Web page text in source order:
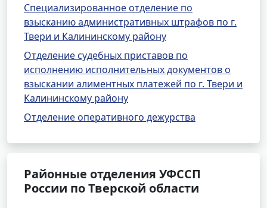
Специализированное отделение по
взысканию административных штрафов по г.
Твери и Калининскому району
Отделение судебных приставов по
исполнению исполнительных документов о
взыскании алиментных платежей по г. Твери и
Калининскому району
Отделение оперативного дежурства
Районные отделения УФССП
России по Тверской области